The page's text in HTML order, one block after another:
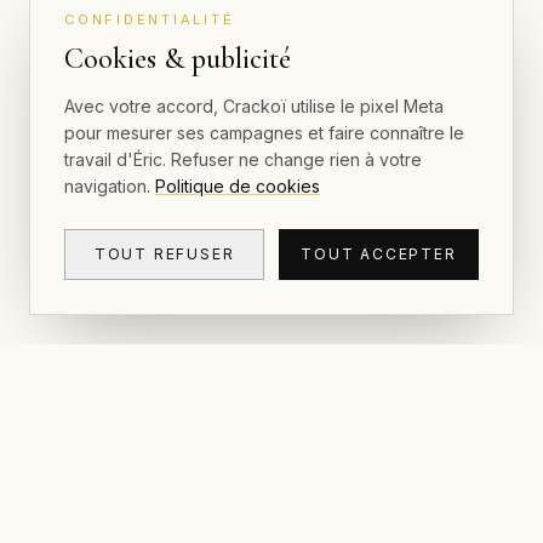
CONFIDENTIALITÉ
Cookies & publicité
Avec votre accord, Crackoï utilise le pixel Meta
pour mesurer ses campagnes et faire connaître le
travail d'Éric. Refuser ne change rien à votre
navigation. Politique de cookies
TOUT REFUSER TOUT ACCEPTER